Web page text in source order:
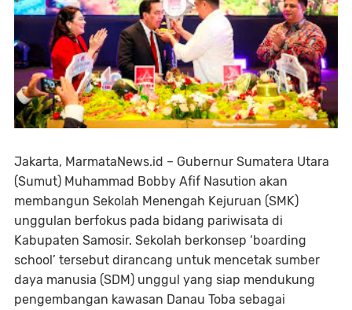
Jakarta, MarmataNews.id – Gubernur Sumatera Utara
(Sumut) Muhammad Bobby Afif Nasution akan
membangun Sekolah Menengah Kejuruan (SMK)
unggulan berfokus pada bidang pariwisata di
Kabupaten Samosir. Sekolah berkonsep ‘boarding
school’ tersebut dirancang untuk mencetak sumber
daya manusia (SDM) unggul yang siap mendukung
pengembangan kawasan Danau Toba sebagai